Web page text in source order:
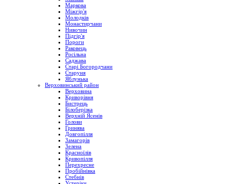
Маркова
Міжгір'я
Молодків
Монастирчани
Нивочин
Підгір'я
Пороги
Раковець
Росільна
Саджава
Старі Богородчани
Старуня
Яблунька
Верховинський район
Верховина
Криворівня
Бистрець
Білоберізка
Верхній Ясенів
Голови
Гринява
Довгопілля
Замагорів
Зелена
Красноїлів
Кривопілля
Перехресне
Пробійнівка
Стебнів